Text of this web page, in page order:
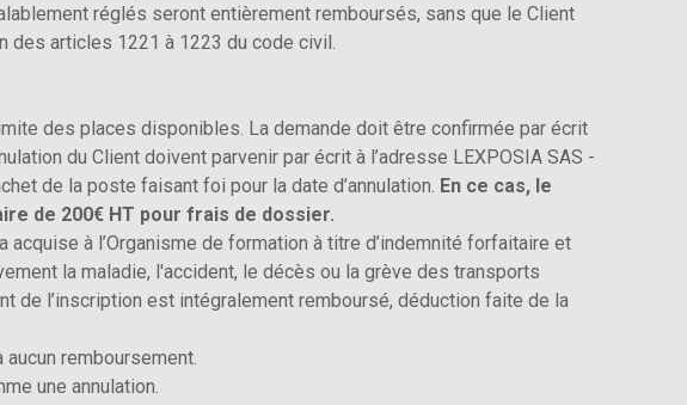
réglés seront entièrement remboursés, sans que le Client
des articles 1221 à 1223 du code civil.
des places disponibles. La demande doit être confirmée par écrit
du Client doivent parvenir par écrit à l’adresse LEXPOSIA SAS -
de la poste faisant foi pour la date d’annulation. En ce cas, le
de 200€ HT pour frais de dossier.
à l’Organisme de formation à titre d’indemnité forfaitaire et
la maladie, l'accident, le décès ou la grève des transports
l’inscription est intégralement remboursé, déduction faite de la
remboursement.
une annulation.